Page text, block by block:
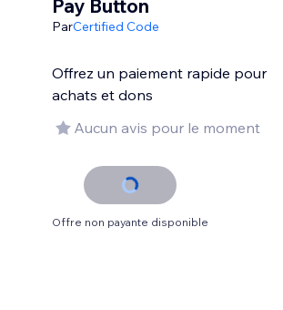
Pay Button
ParCertified Code
Offrez un paiement rapide pour
achats et dons
Aucun avis pour le moment
Offre non payante disponible